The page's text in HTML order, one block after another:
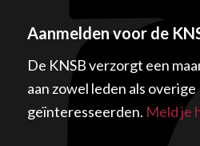
Aanmelden voor de
De KNSB verzorgt een
aan zowel leden als overige
geïnteresseerden. Meld je